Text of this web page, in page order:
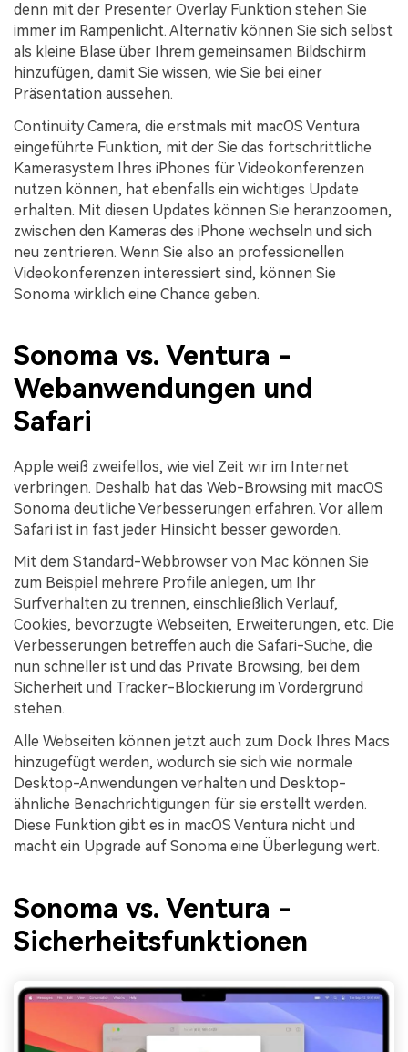
denn mit der Presenter Overlay Funktion stehen Sie
immer im Rampenlicht. Alternativ können Sie sich selbst
als kleine Blase über Ihrem gemeinsamen Bildschirm
hinzufügen, damit Sie wissen, wie Sie bei einer
Präsentation aussehen.
Continuity Camera, die erstmals mit macOS Ventura
eingeführte Funktion, mit der Sie das fortschrittliche
Kamerasystem Ihres iPhones für Videokonferenzen
nutzen können, hat ebenfalls ein wichtiges Update
erhalten. Mit diesen Updates können Sie heranzoomen,
zwischen den Kameras des iPhone wechseln und sich
neu zentrieren. Wenn Sie also an professionellen
Videokonferenzen interessiert sind, können Sie
Sonoma wirklich eine Chance geben.
Sonoma vs. Ventura -
Webanwendungen und
Safari
Apple weiß zweifellos, wie viel Zeit wir im Internet
verbringen. Deshalb hat das Web-Browsing mit macOS
Sonoma deutliche Verbesserungen erfahren. Vor allem
Safari ist in fast jeder Hinsicht besser geworden.
Mit dem Standard-Webbrowser von Mac können Sie
zum Beispiel mehrere Profile anlegen, um Ihr
Surfverhalten zu trennen, einschließlich Verlauf,
Cookies, bevorzugte Webseiten, Erweiterungen, etc. Die
Verbesserungen betreffen auch die Safari-Suche, die
nun schneller ist und das Private Browsing, bei dem
Sicherheit und Tracker-Blockierung im Vordergrund
stehen.
Alle Webseiten können jetzt auch zum Dock Ihres Macs
hinzugefügt werden, wodurch sie sich wie normale
Desktop-Anwendungen verhalten und Desktop-
ähnliche Benachrichtigungen für sie erstellt werden.
Diese Funktion gibt es in macOS Ventura nicht und
macht ein Upgrade auf Sonoma eine Überlegung wert.
Sonoma vs. Ventura -
Sicherheitsfunktionen